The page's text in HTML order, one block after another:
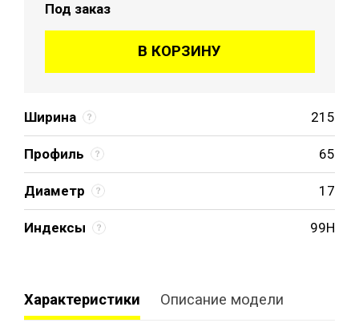
Ширина 215
Профиль 65
Диаметр 17
Индексы 99H
Под заказ
В КОРЗИНУ
Характеристики Описание модели